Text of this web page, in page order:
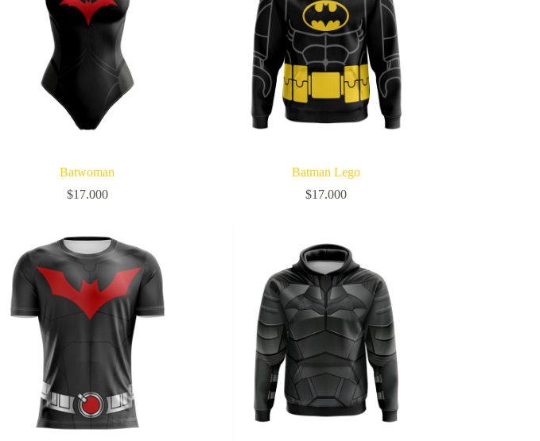
Batwoman
$17.000
Batman Lego
$17.000